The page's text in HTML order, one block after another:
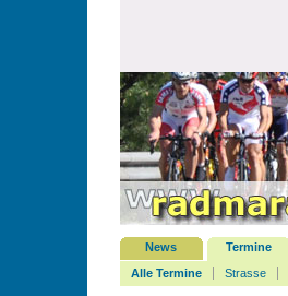
News Termine
Alle Termine
Strasse